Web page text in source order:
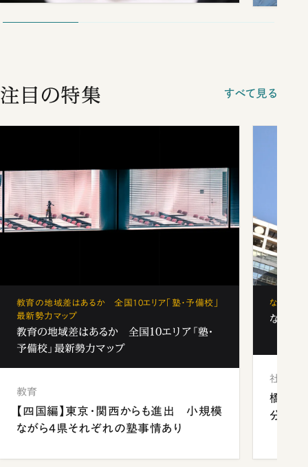
注目の特集 すべて見る
教育の地域差はあるか 全国10エリア「塾・予備校」
最新勢力マップ
教育の地域差はあるか 全国10エリア「塾・
予備校」最新勢力マップ
教育
【四国編】東京・関西からも進出 小規模
ながら4県それぞれの塾事情あり
なぜ「フ
なぜ「
社会
橋本愛
分 佐